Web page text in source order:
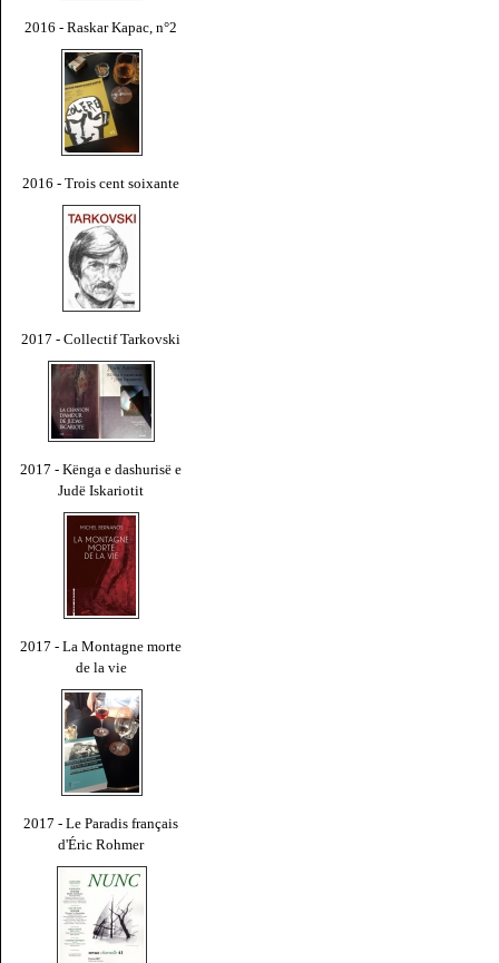
2016 - Raskar Kapac, n°2
2016 - Trois cent soixante
2017 - Collectif Tarkovski
2017 - Kënga e dashurisë e
Judë Iskariotit
2017 - La Montagne morte
de la vie
2017 - Le Paradis français
d'Éric Rohmer